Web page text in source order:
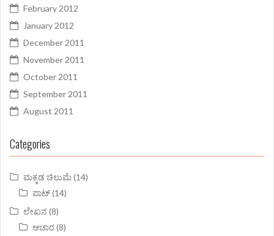
February 2012
January 2012
December 2011
November 2011
October 2011
September 2011
August 2011
Categories
ಮಕ್ಕಡ ಚಿಲುಮೆ(14)
ಪಾಟ್(14)
ಲೇಖನ (8)
ಆಚಾರ (8)